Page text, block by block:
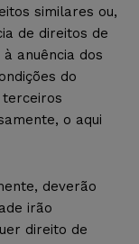
similares ou,
de direitos de
anuência dos
do
o aqui
deverão
irão
direito de